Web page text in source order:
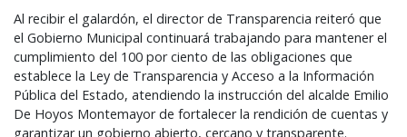
Al recibir el galardón, el director de Transparencia reiteró que
el Gobierno Municipal continuará trabajando para mantener el
cumplimiento del 100 por ciento de las obligaciones que
establece la Ley de Transparencia y Acceso a la Información
Pública del Estado, atendiendo la instrucción del alcalde Emilio
De Hoyos Montemayor de fortalecer la rendición de cuentas y
garantizar un gobierno abierto, cercano y transparente.